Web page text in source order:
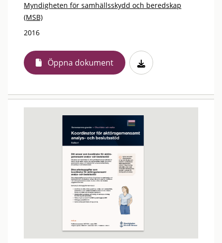
Myndigheten för samhällsskydd och beredskap
(MSB)
2016
Öppna dokument